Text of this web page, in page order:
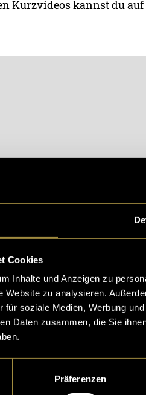
Cookies
Inhalte und Anzeigen zu
Website zu analysieren.
für soziale Medien, Werbung
Daten zusammen, die Sie
Präferenzen
Kurzvideos kannst du auf